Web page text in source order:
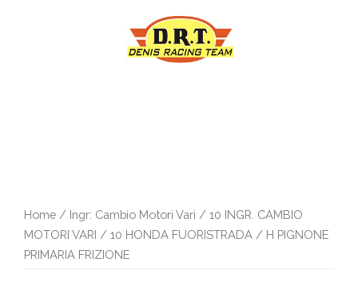
Home / Ingr: Cambio Motori Vari / 10 INGR. CAMBIO
MOTORI VARI / 10 HONDA FUORISTRADA / H PIGNONE
PRIMARIA FRIZIONE